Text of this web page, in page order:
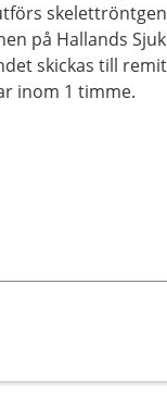
på Hallands
skickas till
inom 1 timme.